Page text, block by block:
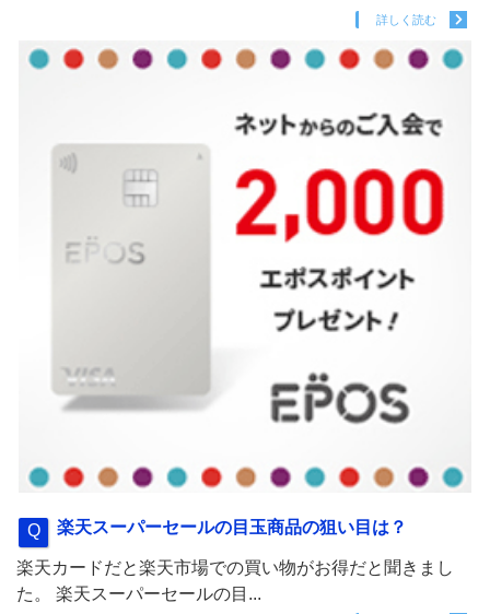
詳しく読む
楽天スーパーセールの目玉商品の狙い目は？
楽天カードだと楽天市場での買い物がお得だと聞きまし
た。 楽天スーパーセールの目...